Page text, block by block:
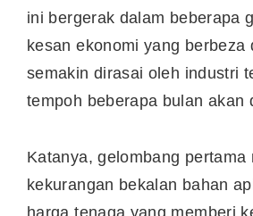
ini bergerak dalam beberapa
kesan ekonomi yang berbeza
semakin dirasai oleh industri
tempoh beberapa bulan akan
Katanya, gelombang pertama
kekurangan bekalan bahan
harga tenaga yang memberi